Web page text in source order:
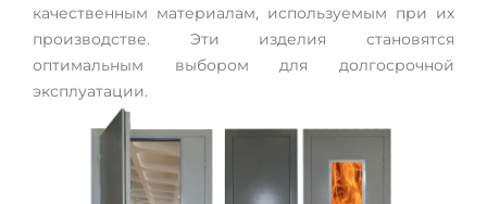
качественным материалам, используемым при их
производстве. Эти изделия становятся
оптимальным выбором для долгосрочной
эксплуатации.